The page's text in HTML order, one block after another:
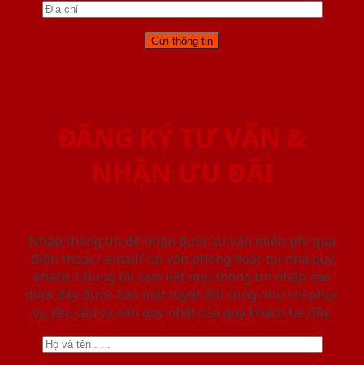
ĐĂNG KÝ TƯ VẤN &
NHẬN ƯU ĐÃI
Nhập thông tin để nhận được tư vấn miễn phí qua
điện thoại / email/ tại văn phòng hoặc tại nhà quý
khách. Chúng tôi cam kết mọi thông tin nhập vào
dưới đây được bảo mật tuyệt đối cũng như chỉ phục
vụ yêu cầu tư vấn duy nhất của quý khách tại đây.